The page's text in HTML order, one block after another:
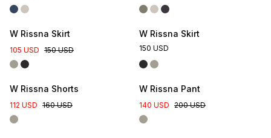
W Rissna Skirt
105 USD 150 USD
W Rissna Skirt
150 USD
W Rissna Shorts
112 USD 160 USD
W Rissna Pant
140 USD 200 USD